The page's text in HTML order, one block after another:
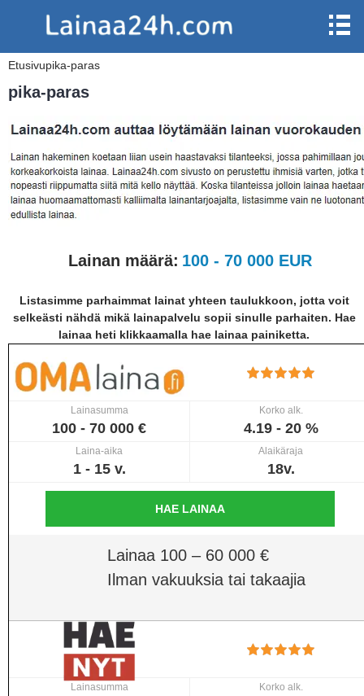
Etusivupika-paras
pika-paras
Lainan määrä: 100 - 70 000 EUR
Listasimme parhaimmat lainat yhteen taulukkoon, jotta voit
selkeästi nähdä mikä lainapalvelu sopii sinulle parhaiten. Hae
lainaa heti klikkaamalla hae lainaa painiketta.
Lainasumma
100 - 70 000 €
Korko alk.
4.19 - 20 %
Laina-aika
1 - 15 v.
Alaikäraja
18v.
HAE LAINAA
Lainaa 100 – 60 000 €
Ilman vakuuksia tai takaajia
Lainasumma Korko alk.